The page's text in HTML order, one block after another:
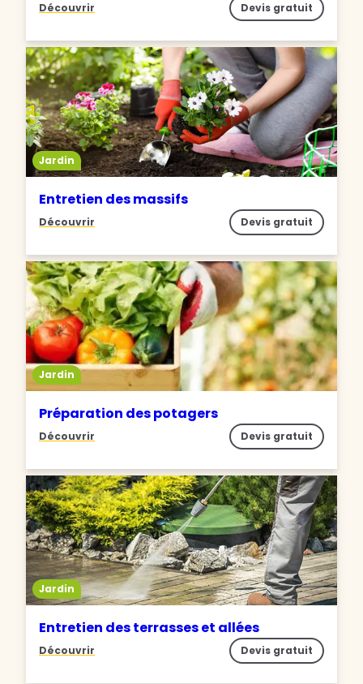
Découvrir Devis gratuit
Jardin
Entretien des massifs
Découvrir Devis gratuit
Jardin
Préparation des potagers
Découvrir Devis gratuit
Jardin
Entretien des terrasses et allées
Découvrir Devis gratuit